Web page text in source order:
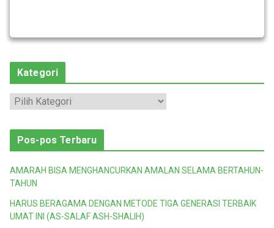
Kategori
t
o
i
Pos-pos Terbaru
AMARAH BISA MENGHANCURKAN AMALAN SELAMA BERTAHUN-
TAHUN
HARUS BERAGAMA DENGAN METODE TIGA GENERASI TERBAIK
UMAT INI (AS-SALAF ASH-SHALIH)